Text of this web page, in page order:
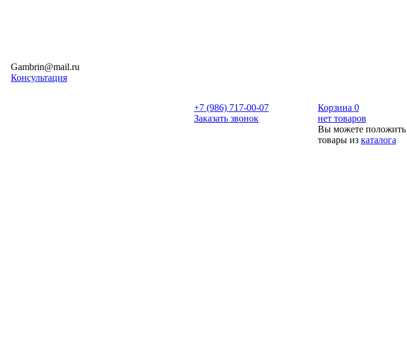
Gambrin@mail.ru
Консультация
+7 (986) 717-00-07
Заказать звонок
Корзина 0
нет товаров
Вы можете положить
товары из каталога